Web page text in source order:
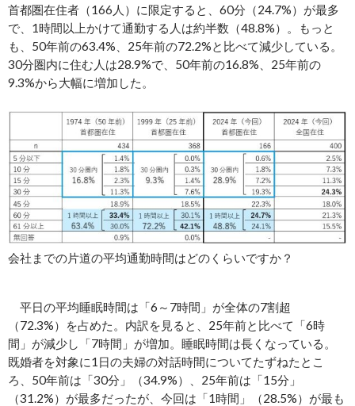
首都圏在住者（166人）に限定すると、60分（24.7%）が最多
で、1時間以上かけて通勤する人は約半数（48.8%）。もっと
も、50年前の63.4%、25年前の72.2%と比べて減少している。
30分圏内に住む人は28.9%で、50年前の16.8%、25年前の
9.3%から大幅に増加した。
会社までの片道の平均通勤時間はどのくらいですか？
平日の平均睡眠時間は「6～7時間」が全体の7割超
（72.3%）を占めた。内訳を見ると、25年前と比べて「6時
間」が減少し「7時間」が増加。睡眠時間は長くなっている。
既婚者を対象に1日の夫婦の対話時間についてたずねたとこ
ろ、50年前は「30分」（34.9%）、25年前は「15分」
（31.2%）が最多だったが、今回は「1時間」（28.5%）が最も